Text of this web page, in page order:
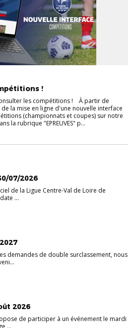
!
les compétitions ! À partir de
la mise en ligne d'une nouvelle interface
(championnats et coupes) sur notre
la rubrique "EPREUVES" p...
07/2026
de la Ligue Centre-Val de Loire de
...
demandes de double surclassement, nous
2026
de participer à un événement le mardi